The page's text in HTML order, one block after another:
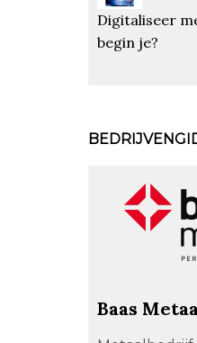
Digitaliseer
begin je?
Baas